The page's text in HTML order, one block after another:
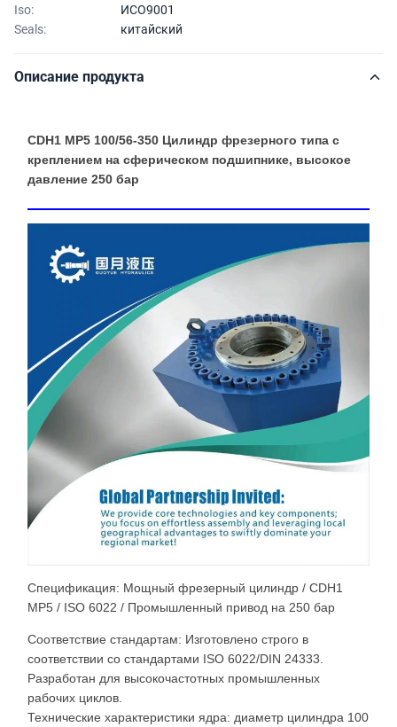
Iso:
ИСО9001
Seals:
китайский
Описание продукта
CDH1 MP5 100/56-350 Цилиндр фрезерного типа с
креплением на сферическом подшипнике, высокое
давление 250 бар
Спецификация: Мощный фрезерный цилиндр / CDH1
MP5 / ISO 6022 / Промышленный привод на 250 бар
Соответствие стандартам: Изготовлено строго в
соответствии со стандартами ISO 6022/DIN 24333.
Разработан для высокочастотных промышленных
рабочих циклов.
Технические характеристики ядра: диаметр цилиндра 100